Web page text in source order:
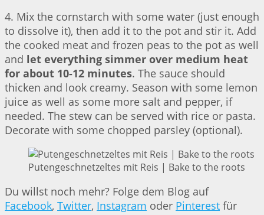
4. Mix the cornstarch with some water (just enough
to dissolve it), then add it to the pot and stir it. Add
the cooked meat and frozen peas to the pot as well
and let everything simmer over medium heat
for about 10-12 minutes. The sauce should
thicken and look creamy. Season with some lemon
juice as well as some more salt and pepper, if
needed. The stew can be served with rice or pasta.
Decorate with some chopped parsley (optional).
Putengeschnetzeltes mit Reis | Bake to the roots
Du willst noch mehr? Folge dem Blog auf
Facebook, Twitter, Instagram oder Pinterest für